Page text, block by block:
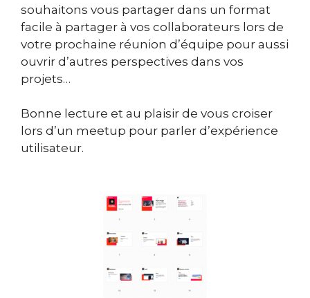
souhaitons vous partager dans un format
facile à partager à vos collaborateurs lors de
votre prochaine réunion d’équipe pour aussi
ouvrir d’autres perspectives dans vos
projets…
Bonne lecture et au plaisir de vous croiser
lors d’un meetup pour parler d’expérience
utilisateur.